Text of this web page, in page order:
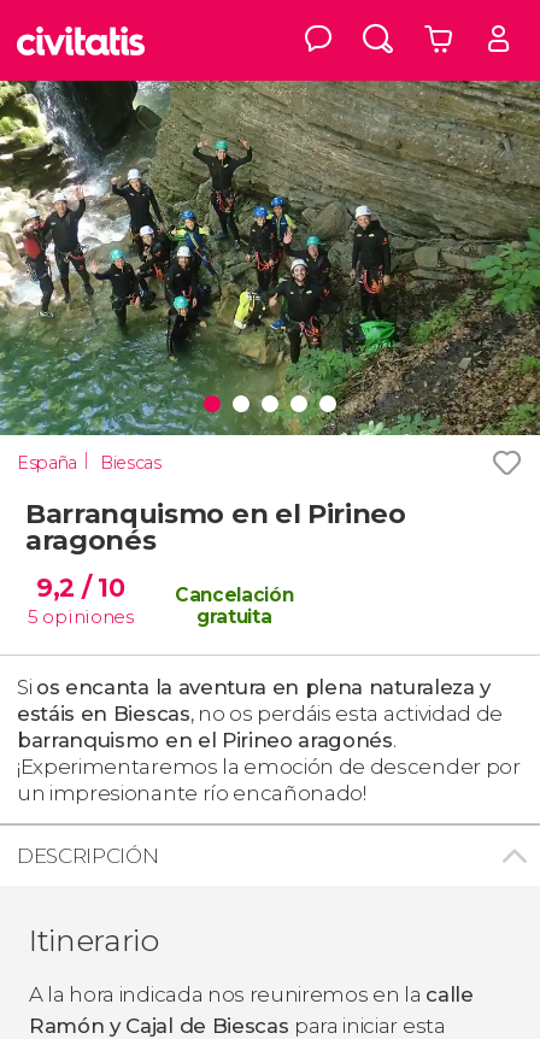
España Biescas
Barranquismo en el Pirineo
aragonés
9,2 / 10
5 opiniones
Cancelación
gratuita
Si os encanta la aventura en plena naturaleza y
estáis en Biescas, no os perdáis esta actividad de
barranquismo en el Pirineo aragonés.
¡Experimentaremos la emoción de descender por
un impresionante río encañonado!
DESCRIPCIÓN
Itinerario
A la hora indicada nos reuniremos en la calle
Ramón y Cajal de Biescas para iniciar esta